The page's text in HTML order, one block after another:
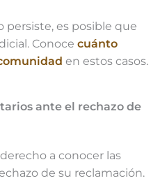
persiste, es posible que
Conoce cuánto
en estos casos.
ante el rechazo de
a conocer las
de su reclamación.